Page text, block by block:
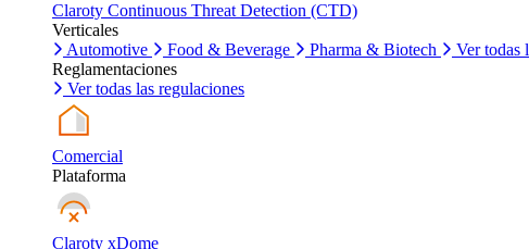
Claroty Continuous Threat Detection (CTD)
Verticales
Automotive
Food & Beverage Pharma & Biotech
Ver todas
Reglamentaciones
Ver todas las regulaciones
Comercial
Plataforma
Claroty xDome